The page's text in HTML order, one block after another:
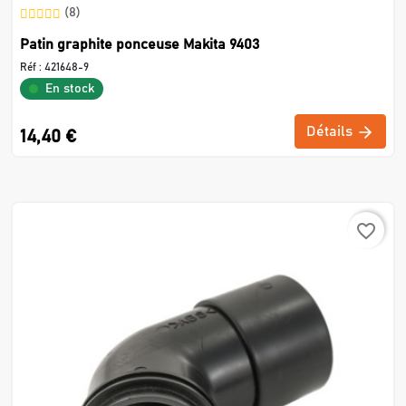
(8)
Patin graphite ponceuse Makita 9403
Réf : 421648-9
En stock
14,40 € Détails
favorite_border